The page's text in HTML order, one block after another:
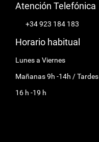
Atención Telefónica
+34 923 184 183
Horario habitual
Lunes a Viernes
Mañanas 9h -14h / Tardes
16 h -19 h